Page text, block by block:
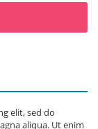
elit, sed do
aliqua. Ut enim